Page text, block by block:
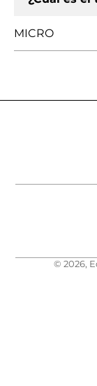
MICRO
© 2026,